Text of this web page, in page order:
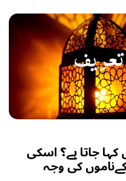
جاتا ہے؟ اسکی
کی وجہ